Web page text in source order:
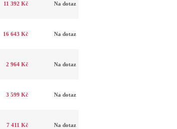
11 392 Kč Na dotaz
16 643 Kč Na dotaz
2 964 Kč Na dotaz
3 599 Kč Na dotaz
7 411 Kč Na dotaz